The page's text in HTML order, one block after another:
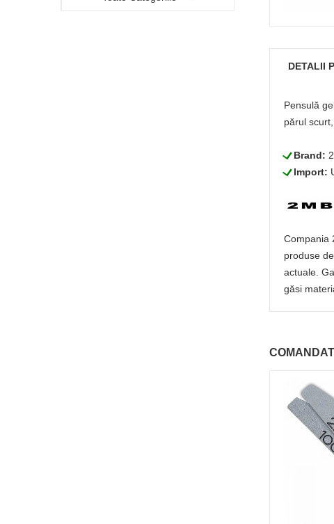
DETALII
Pensulă
părul
LBrand:
LImport:
Compania
produse
actuale.
găsi